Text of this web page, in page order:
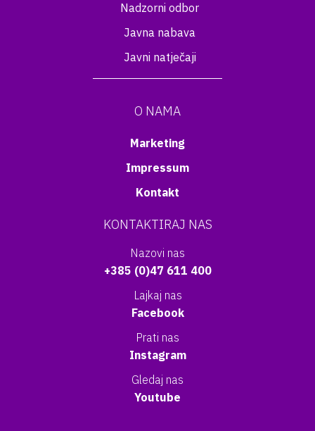
Nadzorni odbor
Javna nabava
Javni natječaji
O NAMA
Marketing
Impressum
Kontakt
KONTAKTIRAJ NAS
Nazovi nas
+385 (0)47 611 400
Lajkaj nas
Facebook
Prati nas
Instagram
Gledaj nas
Youtube